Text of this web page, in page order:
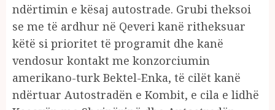
ndërtimin e kësaj autostrade. Grubi theksoi
se me të ardhur në Qeveri kanë ritheksuar
këtë si prioritet të programit dhe kanë
vendosur kontakt me konzorciumin
amerikano-turk Bektel-Enka, të cilët kanë
ndërtuar Autostradën e Kombit, e cila e lidhë